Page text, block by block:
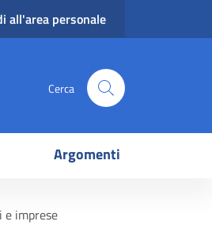
all'area personale
Cerca
Argomenti
imprese